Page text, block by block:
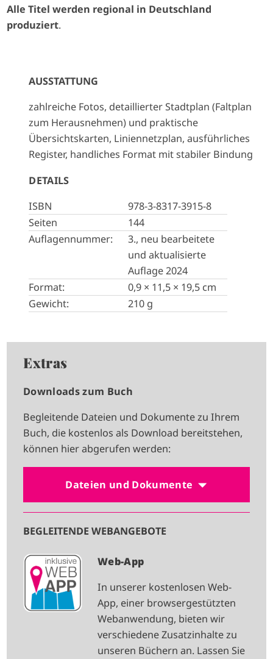
Alle Titel werden regional in Deutschland
produziert.
AUSSTATTUNG
zahlreiche Fotos, detaillierter Stadtplan (Faltplan
zum Herausnehmen) und praktische
Übersichtskarten, Liniennetzplan, ausführliches
Register, handliches Format mit stabiler Bindung
DETAILS
ISBN
978-3-8317-3915-8
Seiten
144
Auflagennummer:
3., neu bearbeitete
und aktualisierte
Auflage 2024
Format:
0,9 × 11,5 × 19,5 cm
Gewicht:
210 g
Extras
Downloads zum Buch
Begleitende Dateien und Dokumente zu Ihrem
Buch, die kostenlos als Download bereitstehen,
können hier abgerufen werden:
Dateien und Dokumente
BEGLEITENDE WEBANGEBOTE
I
M
G
Web-App
In unserer kostenlosen Web-
App, einer browsergestützten
Webanwendung, bieten wir
verschiedene Zusatzinhalte zu
unseren Büchern an. Lassen Sie